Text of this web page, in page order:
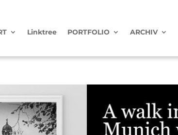
Linktree PORTFOLIO ARCHIV